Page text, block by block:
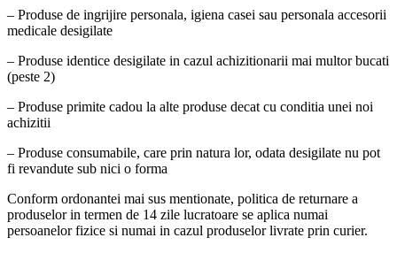
– Produse de ingrijire personala, igiena casei sau personala accesorii
medicale desigilate
– Produse identice desigilate in cazul achizitionarii mai multor bucati
(peste 2)
– Produse primite cadou la alte produse decat cu conditia unei noi
achizitii
– Produse consumabile, care prin natura lor, odata desigilate nu pot
fi revandute sub nici o forma
Conform ordonantei mai sus mentionate, politica de returnare a
produselor in termen de 14 zile lucratoare se aplica numai
persoanelor fizice si numai in cazul produselor livrate prin curier.